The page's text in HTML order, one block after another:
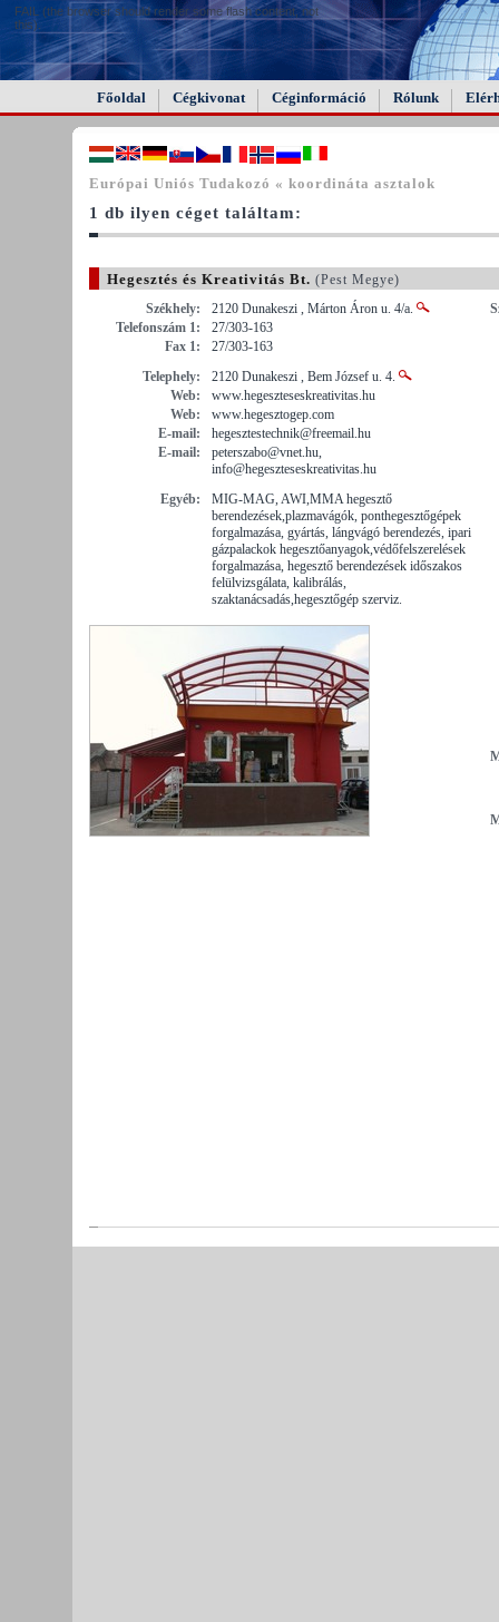
FAIL (the browser should render some flash content, not
this).
Főoldal Cégkivonat Céginformáció Rólunk
Európai Uniós Tudakozó « koordináta asztalok
1 db ilyen céget találtam:
Hegesztés és Kreativitás Bt. (Pest Megye)
Székhely:
2120 Dunakeszi , Márton Áron u. 4/a.
Telefonszám 1:
27/303-163
Fax 1:
27/303-163
Telephely:
2120 Dunakeszi , Bem József u. 4.
Web:
www.hegeszteseskreativitas.hu
Web:
www.hegesztogep.com
E-mail:
hegesztestechnik@freemail.hu
E-mail:
peterszabo@vnet.hu,
info@hegeszteseskreativitas.hu
Egyéb:
MIG-MAG, AWI,MMA hegesztő
berendezések,plazmavágók, ponthegesztőgépek
forgalmazása, gyártás, lángvágó berendezés, ipari
gázpalackok hegesztőanyagok,védőfelszerelések
forgalmazása, hegesztő berendezések időszakos
felülvizsgálata, kalibrálás,
szaktanácsadás,hegesztőgép szerviz.